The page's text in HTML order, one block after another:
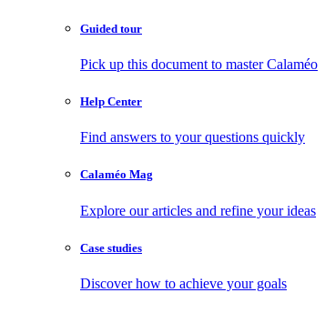
Guided tour
Pick up this document to master Calaméo
Help Center
Find answers to your questions quickly
Calaméo Mag
Explore our articles and refine your ideas
Case studies
Discover how to achieve your goals